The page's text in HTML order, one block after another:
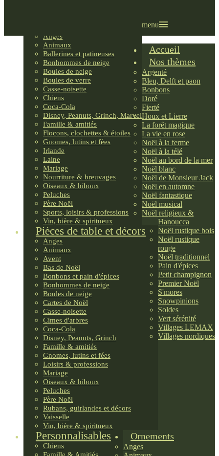
Anges
Animaux
Ballerines et patineuses
Bonhommes de neige
Boules de neige
Boules de verre
Casse-noisette
Chiens
Coca-Cola
Disney, Peanuts, Grinch, Marvel
Famille & amitiés
Flocons, clochettes & étoiles
Gnomes, lutins et fées
Irlande
Laine
Mariage
Nourriture & breuvages
Oiseaux & hiboux
Peluches
Père Noël
Sports, loisirs & professions
Vin, bière & spiritueux
Pièces de table et décors
Anges
Animaux
Avent
Bas de Noël
Bonbons et pain d'épices
Bonhommes de neige
Boules de neige
Cartes de Noël
Casse-noisette
Cimes d'arbres
Coca-Cola
Disney, Peanuts, Grinch
Famille & amitiés
Gnomes, lutins et fées
Loisirs & professions
Mariage
Oiseaux & hiboux
Peluches
Père Noël
Rubans, guirlandes et décors
Vaisselle
Vin, bière & spiritueux
Personnalisables
Chiens
menu
Accueil
Nos thèmes
Argenté
Bleu, Delft et paon
Bonbons
Doré
Fierté
Houx et Lierre
La forêt magique
La vie en rose
Noël à la ferme
Noël à la télé
Noël au bord de la mer
Noël blanc
Noël de Monsieur Jack
Noël en automne
Noël fantastique
Noël musical
Noël religieux &
Hanoucca
Noël rustique bois
Noël rustique
rouge
Noël traditionnel
Pain d'épices
Petit champignon
Premier Noël
S'mores
Snowpinions
Soldes
Vert sérénité
Villages LEMAX
Villages nordiques
Ornements
Anges